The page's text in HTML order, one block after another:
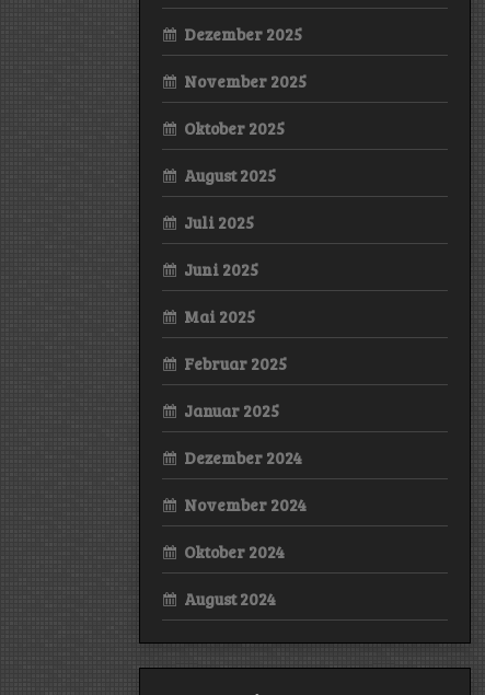
Dezember 2025
November 2025
Oktober 2025
August 2025
Juli 2025
Juni 2025
Mai 2025
Februar 2025
Januar 2025
Dezember 2024
November 2024
Oktober 2024
August 2024